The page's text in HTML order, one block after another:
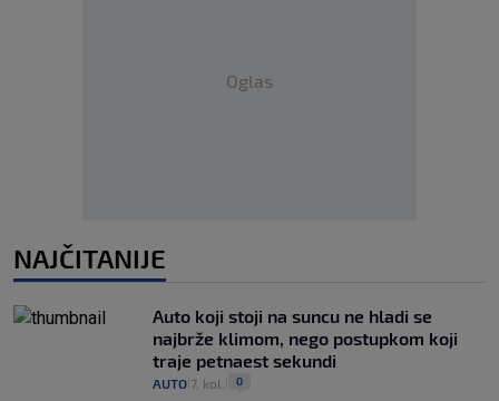
Oglas
NAJČITANIJE
Auto koji stoji na suncu ne hladi se
najbrže klimom, nego postupkom koji
traje petnaest sekundi
AUTO 7. kol. 0